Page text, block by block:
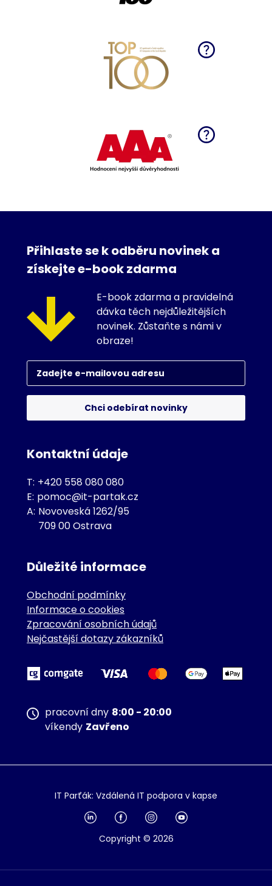
Přihlaste se k odběru novinek a
získejte e-book zdarma
E-book zdarma a pravidelná
dávka těch nejdůležitějších
novinek. Zůstaňte s námi v
obraze!
Chci odebírat novinky
Kontaktní údaje
T: +420 558 080 080
E: pomoc@it-partak.cz
A: Novoveská 1262/95
709 00 Ostrava
Důležité informace
Obchodní podmínky
Informace o cookies
Zpracování osobních údajů
Nejčastější dotazy zákazníků
pracovní dny 8:00 - 20:00
víkendy Zavřeno
IT Parťák: Vzdálená IT podpora v kapse
Copyright © 2026